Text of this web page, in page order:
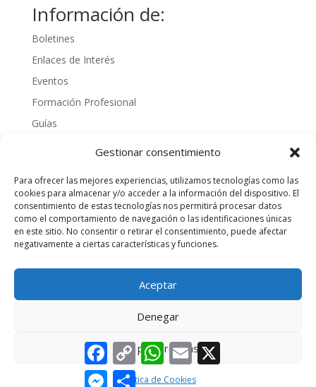
Gestionar consentimiento
Para ofrecer las mejores experiencias, utilizamos tecnologías como las
cookies para almacenar y/o acceder a la información del dispositivo. El
consentimiento de estas tecnologías nos permitirá procesar datos
como el comportamiento de navegación o las identificaciones únicas
en este sitio. No consentir o retirar el consentimiento, puede afectar
negativamente a ciertas características y funciones.
Aceptar
Denegar
Ver preferencias
Política de Cookies
Información de:
Boletines
Enlaces de Interés
Eventos
Formación Profesional
Guías
Noticias
Oposiciones
Procedimientos
Varios
videos
(C) 2025 - Alojamiento y diseño porHGM Network
Política de Cookies-Privacidad
Facebook
Copy
Link
WhatsApp
Email
MessengerCompartir